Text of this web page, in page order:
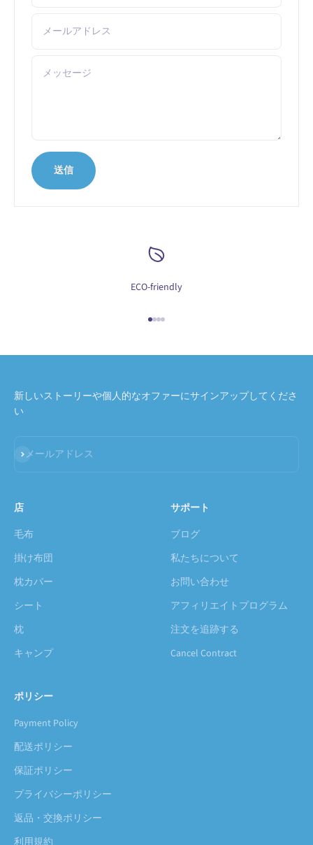
メールアドレス
メッセージ
送信
ECO-friendly
新しいストーリーや個人的なオファーにサインアップしてくださ
い
メールアドレス
登録
店
毛布
掛け布団
枕カバー
シート
枕
キャンプ
サポート
ブログ
私たちについて
お問い合わせ
アフィリエイトプログラム
注文を追跡する
Cancel Contract
ポリシー
Payment Policy
配送ポリシー
保証ポリシー
プライバシーポリシー
返品・交換ポリシー